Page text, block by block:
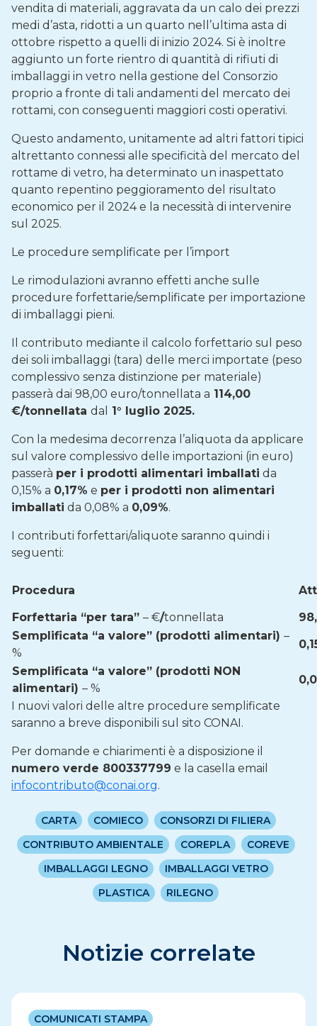
vendita di materiali, aggravata da un calo dei prezzi
medi d’asta, ridotti a un quarto nell’ultima asta di
ottobre rispetto a quelli di inizio 2024. Si è inoltre
aggiunto un forte rientro di quantità di rifiuti di
imballaggi in vetro nella gestione del Consorzio
proprio a fronte di tali andamenti del mercato dei
rottami, con conseguenti maggiori costi operativi.
Questo andamento, unitamente ad altri fattori tipici
altrettanto connessi alle specificità del mercato del
rottame di vetro, ha determinato un inaspettato
quanto repentino peggioramento del risultato
economico per il 2024 e la necessità di intervenire
sul 2025.
Le procedure semplificate per l’import
Le rimodulazioni avranno effetti anche sulle
procedure forfettarie/semplificate per importazione
di imballaggi pieni.
Il contributo mediante il calcolo forfettario sul peso
dei soli imballaggi (tara) delle merci importate (peso
complessivo senza distinzione per materiale)
passerà dai 98,00 euro/tonnellata a 114,00
€/tonnellata dal 1° luglio 2025.
Con la medesima decorrenza l’aliquota da applicare
sul valore complessivo delle importazioni (in euro)
passerà per i prodotti alimentari imballati da
0,15% a 0,17% e per i prodotti non alimentari
imballati da 0,08% a 0,09%.
I contributi forfettari/aliquote saranno quindi i
seguenti:
Procedura
Forfettaria “per tara” – €/tonnellata
Semplificata “a valore” (prodotti alimentari) –
%
Semplificata “a valore” (prodotti NON
alimentari) – %
I nuovi valori delle altre procedure semplificate
saranno a breve disponibili sul sito CONAI.
Per domande e chiarimenti è a disposizione il
numero verde 800337799 e la casella email
infocontributo@conai.org.
CARTA COMIECO
CONSORZI DI FILIERA
CONTRIBUTO AMBIENTALE
COREPLA
COREVE
IMBALLAGGI LEGNO
IMBALLAGGI VETRO
PLASTICA
RILEGNO
Notizie correlate
COMUNICATI STAMPA